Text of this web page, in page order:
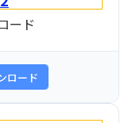
ード
ロード